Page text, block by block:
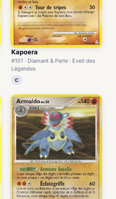
Kapoera
#101 · Diamant & Perle : Eveil des
Légendes
C